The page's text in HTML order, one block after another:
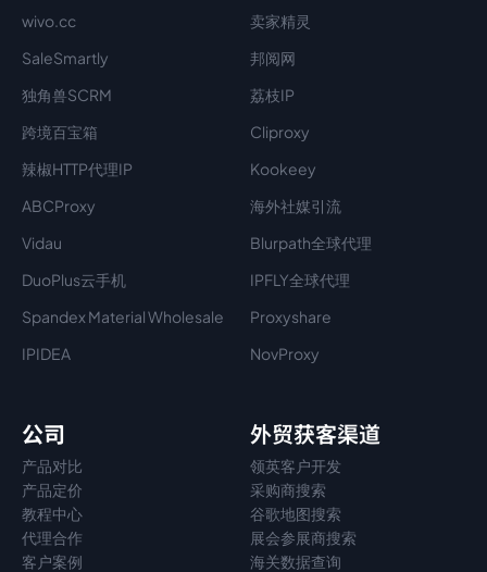
wivo.cc
卖家精灵
SaleSmartly
邦阅网
独角兽SCRM
荔枝IP
跨境百宝箱
Cliproxy
辣椒HTTP代理IP
Kookeey
ABCProxy
海外社媒引流
Vidau
Blurpath全球代理
DuoPlus云手机
IPFLY全球代理
Spandex Material Wholesale​
Proxyshare
IPIDEA
NovProxy
公司
产品对比
产品定价
教程中心
代理合作
客户案例
外贸获客渠道
领英客户开发
采购商搜索
谷歌地图搜索
展会参展商搜索
海关数据查询